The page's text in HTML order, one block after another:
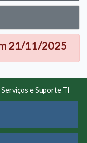
21/11/2025
e Suporte TI